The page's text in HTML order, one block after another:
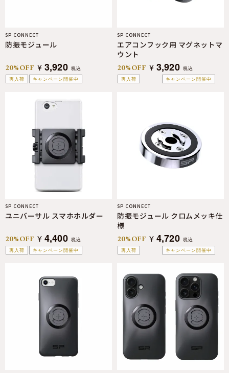
再入荷 キャンペーン開催中
SP CONNECT
防振モジュール
20%OFF ¥ 3,920 税込
再入荷
キャンペーン開催中
SP CONNECT
エアコンフック用 マグネットマ
ウント
20%OFF ¥ 3,920 税込
再入荷 キャンペーン開催中
SP CONNECT
ユニバーサル スマホホルダー
20%OFF ¥ 4,400 税込
再入荷
キャンペーン開催中
SP CONNECT
防振モジュール クロムメッキ仕
様
20%OFF ¥ 4,720 税込